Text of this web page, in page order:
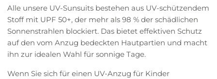
Alle unsere UV-Sunsuits bestehen aus UV-schützendem
Stoff mit UPF 50+, der mehr als 98 % der schädlichen
Sonnenstrahlen blockiert. Das bietet effektiven Schutz
auf den vom Anzug bedeckten Hautpartien und macht
ihn zur idealen Wahl für sonnige Tage.
Wenn Sie sich für einen UV-Anzug für Kinder